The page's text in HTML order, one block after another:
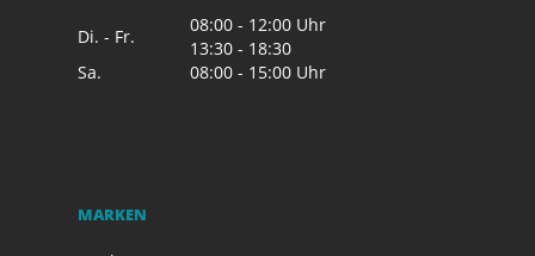
Di. - Fr.
08:00 - 12:00 Uhr
13:30 - 18:30
Sa.
08:00 - 15:00 Uhr
MARKEN